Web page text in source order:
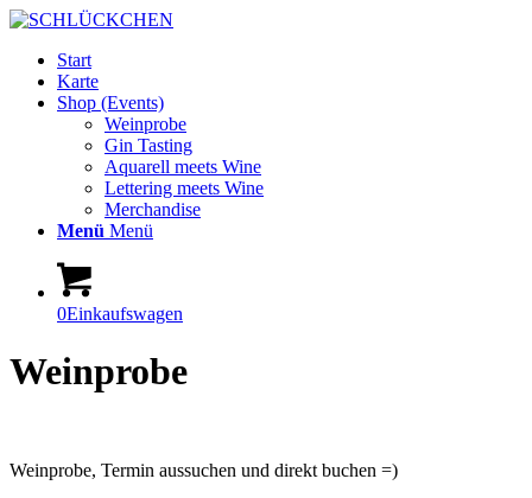
Start
Karte
Shop (Events)
Weinprobe
Gin Tasting
Aquarell meets Wine
Lettering meets Wine
Merchandise
Menü Menü
0Einkaufswagen
Weinprobe
Weinprobe, Termin aussuchen und direkt buchen =)